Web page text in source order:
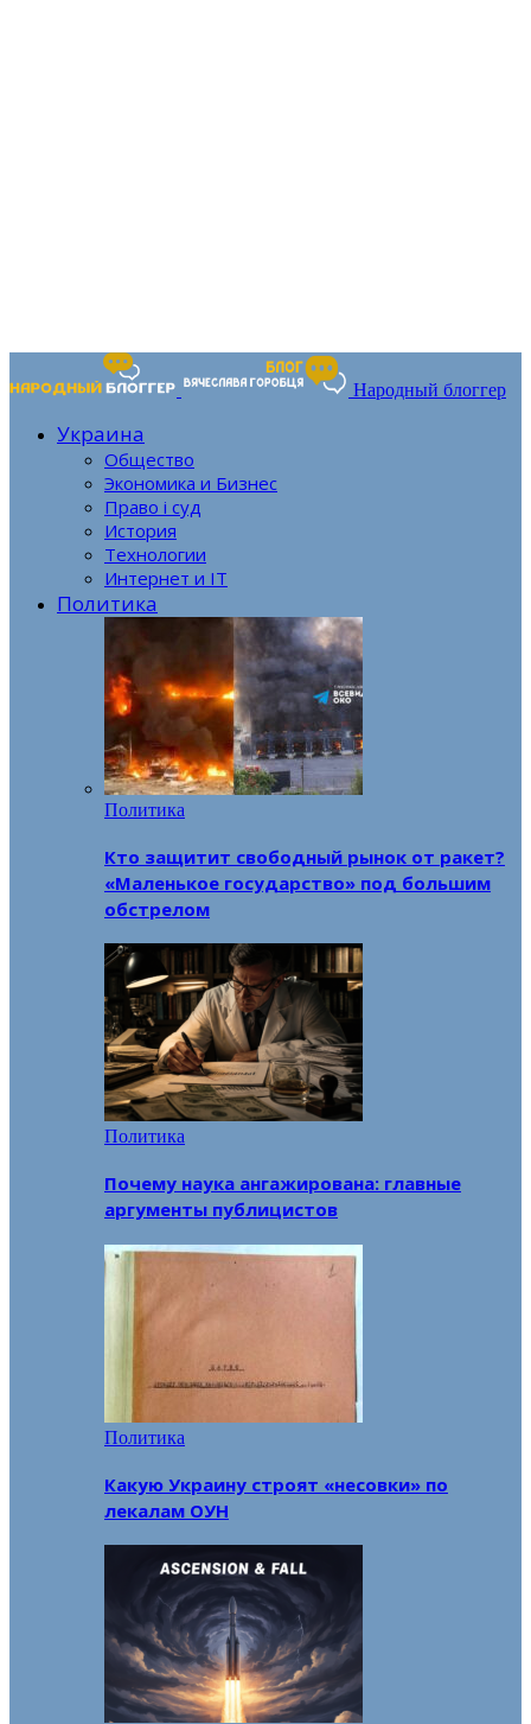
Народный блоггер
Украина
Общество
Экономика и Бизнес
Право і суд
История
Технологии
Интернет и IT
Политика
Политика
Кто защитит свободный рынок от ракет?
«Маленькое государство» под большим
обстрелом
Политика
Почему наука ангажирована: главные
аргументы публицистов
Политика
Какую Украину строят «несовки» по
лекалам ОУН